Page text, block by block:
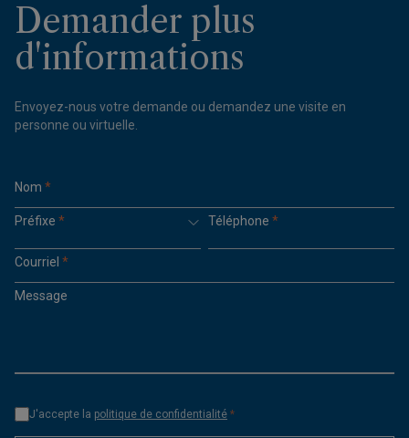
Demander plus
d'informations
Envoyez-nous votre demande ou demandez une visite en
personne ou virtuelle.
Nom *
Préfixe * Téléphone *
Courriel *
Message
J'accepte la politique de confidentialité *